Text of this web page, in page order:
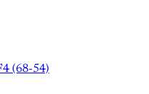
(68-54)